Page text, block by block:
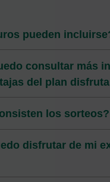
pueden
consultar más
del plan
los sorteos?
disfrutar de mi